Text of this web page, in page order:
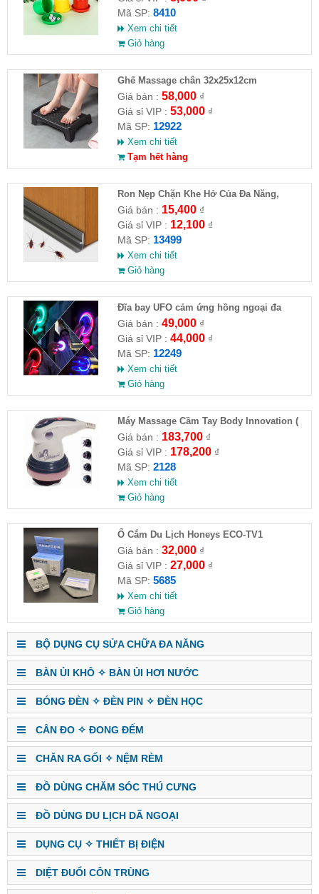
Mã SP: 8410
Xem chi tiết
Giỏ hàng
Ghế Massage chân 32x25x12cm
Giá bán : 58,000₫
Giá sỉ VIP : 53,000₫
Mã SP: 12922
Xem chi tiết
Tạm hết hàng
Ron Nẹp Chặn Khe Hở Của Đa Năng,
Chống Côn Trùng( HĐ )
Giá bán : 15,400₫
Giá sỉ VIP : 12,100₫
Mã SP: 13499
Xem chi tiết
Giỏ hàng
Đĩa bay UFO cảm ứng hồng ngoại đa
chiều tự động bay về
Giá bán : 49,000₫
Giá sỉ VIP : 44,000₫
Mã SP: 12249
Xem chi tiết
Giỏ hàng
Máy Massage Cầm Tay Body Innovation (
HĐ )
Giá bán : 183,700₫
Giá sỉ VIP : 178,200₫
Mã SP: 2128
Xem chi tiết
Giỏ hàng
Ổ Cắm Du Lịch Honeys ECO-TV1
Giá bán : 32,000₫
Giá sỉ VIP : 27,000₫
Mã SP: 5685
Xem chi tiết
Giỏ hàng
BỘ DỤNG CỤ SỬA CHỮA ĐA NĂNG
BÀN ỦI KHÔ ✧ BÀN ỦI HƠI NƯỚC
BÓNG ĐÈN ✧ ĐÈN PIN ✧ ĐÈN HỌC
CÂN ĐO ✧ ĐONG ĐẾM
CHĂN RA GỐI ✧ NỆM RÈM
ĐỒ DÙNG CHĂM SÓC THÚ CƯNG
ĐỒ DÙNG DU LỊCH DÃ NGOẠI
DỤNG CỤ ✧ THIẾT BỊ ĐIỆN
DIỆT ĐUỔI CÔN TRÙNG